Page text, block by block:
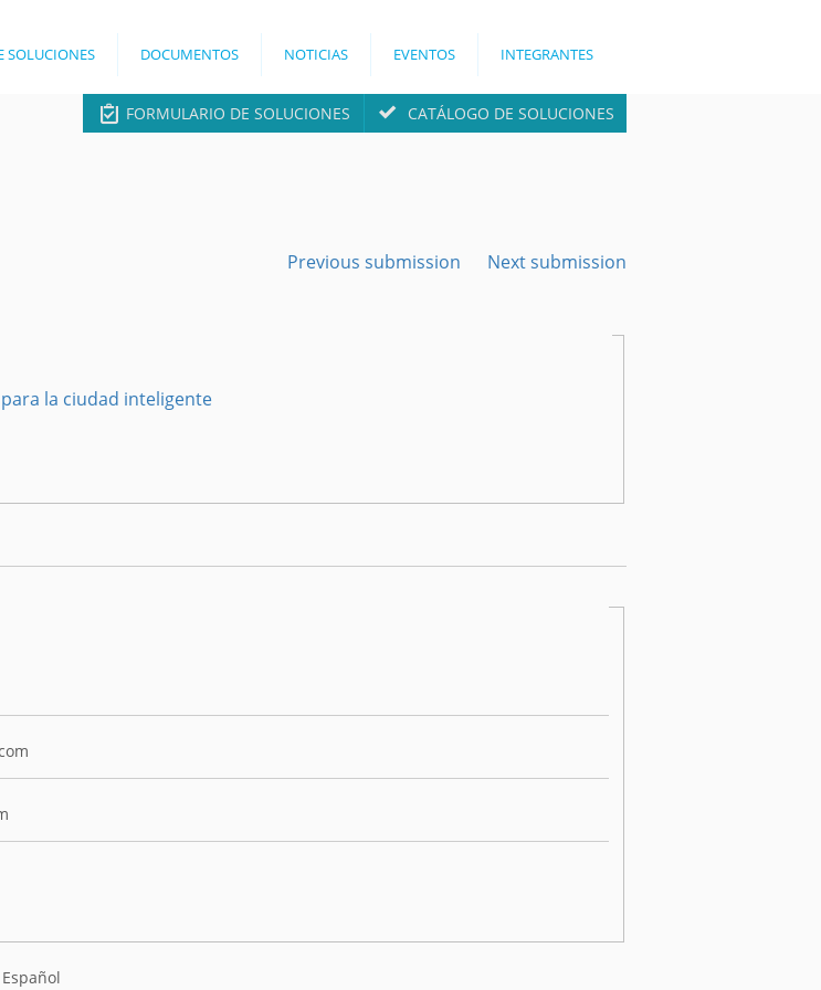
FORMULARIO DE SOLUCIONES CATÁLOGO DE SOLUCIONES
Previous submission Next submission
la ciudad inteligente
SOLUCIONES DOCUMENTOS NOTICIAS EVENTOS INTEGRANTES